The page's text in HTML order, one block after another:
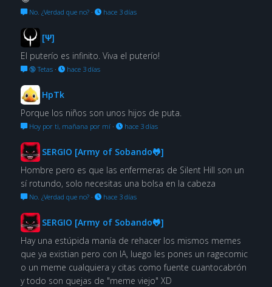
No. ¿Verdad que no?· hace 3 días
[Ψ]
El puterío es infinito. Viva el puterío!
🔞 Tetas· hace 3 días
HpTk
Porque los niños son unos hijos de puta.
Hoy por ti, mañana por mí· hace 3 días
SERGIO [Army of Sobando🐸]
Hombre pero es que las enfermeras de Silent Hill son un
sí rotundo, solo necesitas una bolsa en la cabeza
No. ¿Verdad que no?· hace 3 días
SERGIO [Army of Sobando🐸]
Hay una estúpida manía de rehacer los mismos memes
que ya existian pero con IA, luego les pones un ragecomic
o un meme cualquiera y citas como fuente cuantocabrón
y todo son quejas de "meme viejo" XD